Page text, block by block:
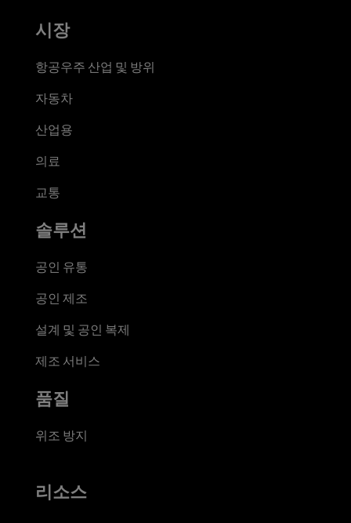
시장
항공우주 산업 및 방위
자동차
산업용
의료
교통
솔루션
공인 유통
공인 제조
설계 및 공인 복제
제조 서비스
품질
위조 방지
리소스